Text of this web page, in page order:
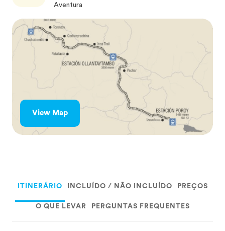
Aventura
View Map
ITINERÁRIO INCLUÍDO / NÃO INCLUÍDO PREÇOS
O QUE LEVAR PERGUNTAS FREQUENTES